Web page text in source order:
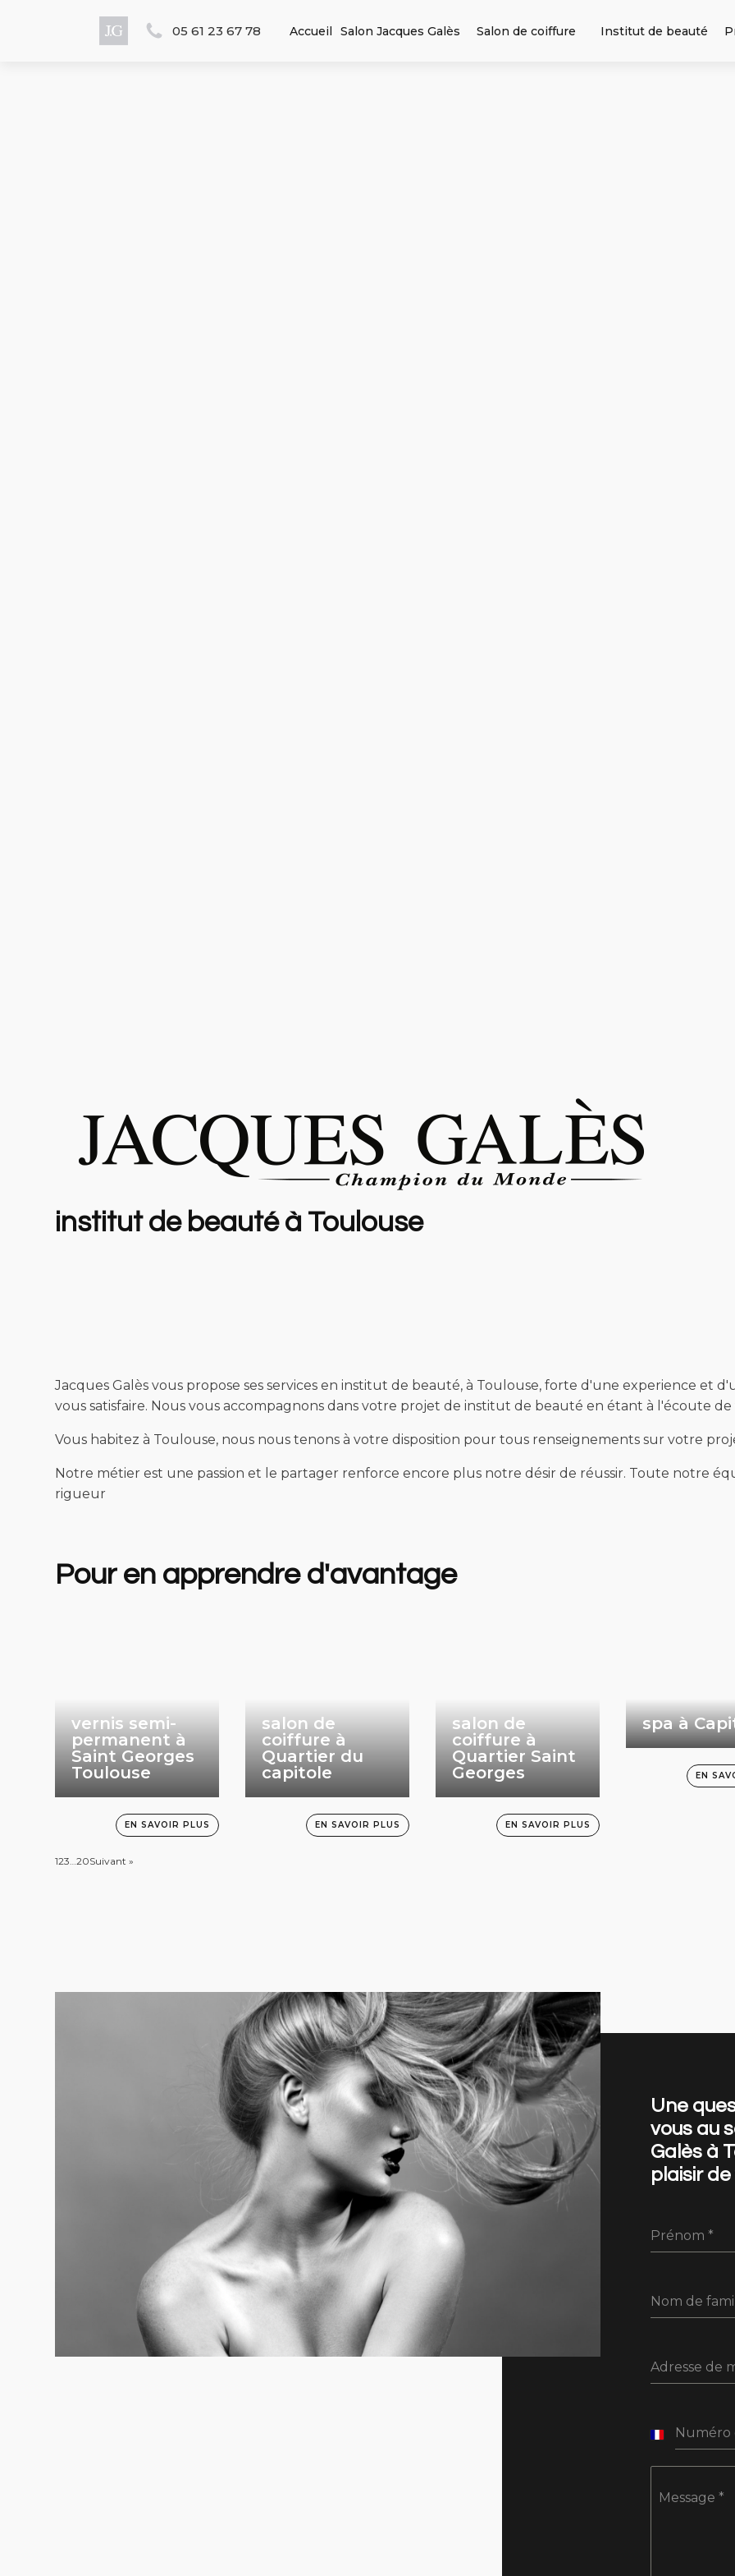
05 61 23 67 78 Accueil Salon Jacques Galès Salon de coiffure Institut de beauté
institut de beauté à Toulouse
Jacques Galès vous propose ses services en institut de beauté, à Toulouse, forte d'une experience et
vous satisfaire. Nous vous accompagnons dans votre projet de institut de beauté en étant à l'écoute de
Vous habitez à Toulouse, nous nous tenons à votre disposition pour tous renseignements sur votre
Notre métier est une passion et le partager renforce encore plus notre désir de réussir. Toute notre
rigueur
Pour en apprendre d'avantage
vernis semi-
permanent à
Saint Georges
Toulouse
EN SAVOIR PLUS
salon de
coiffure à
Quartier du
capitole
EN SAVOIR PLUS
salon de
coiffure à
Quartier Saint
Georges
EN SAVOIR PLUS
spa à
EN
123…20Suivant »
Une
vous au
Galès à
plaisir
Prénom *
Nom de
Adresse de
Numéro
France
Message *